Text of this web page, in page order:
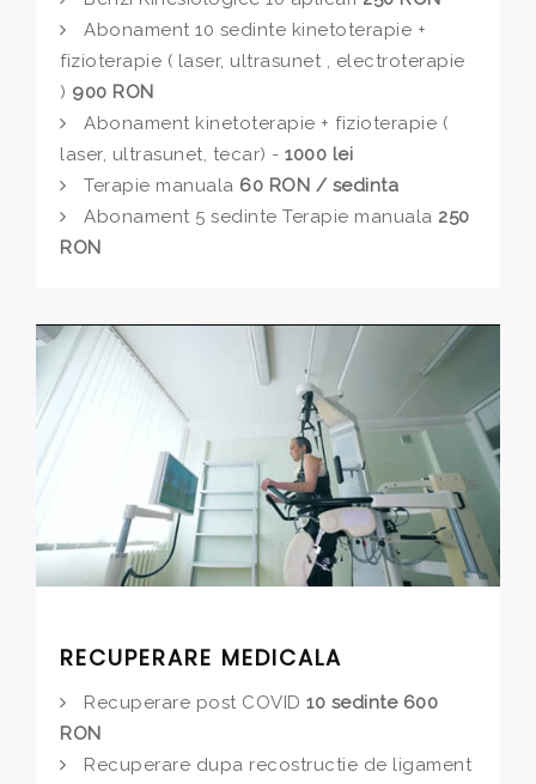
Abonament 10 sedinte kinetoterapie +
fizioterapie ( laser, ultrasunet , electroterapie
) 900 RON
Abonament kinetoterapie + fizioterapie (
laser, ultrasunet, tecar) - 1000 lei
Terapie manuala 60 RON / sedinta
Abonament 5 sedinte Terapie manuala 250
RON
RECUPERARE MEDICALA
Recuperare post COVID 10 sedinte 600
RON
Recuperare dupa recostructie de ligament